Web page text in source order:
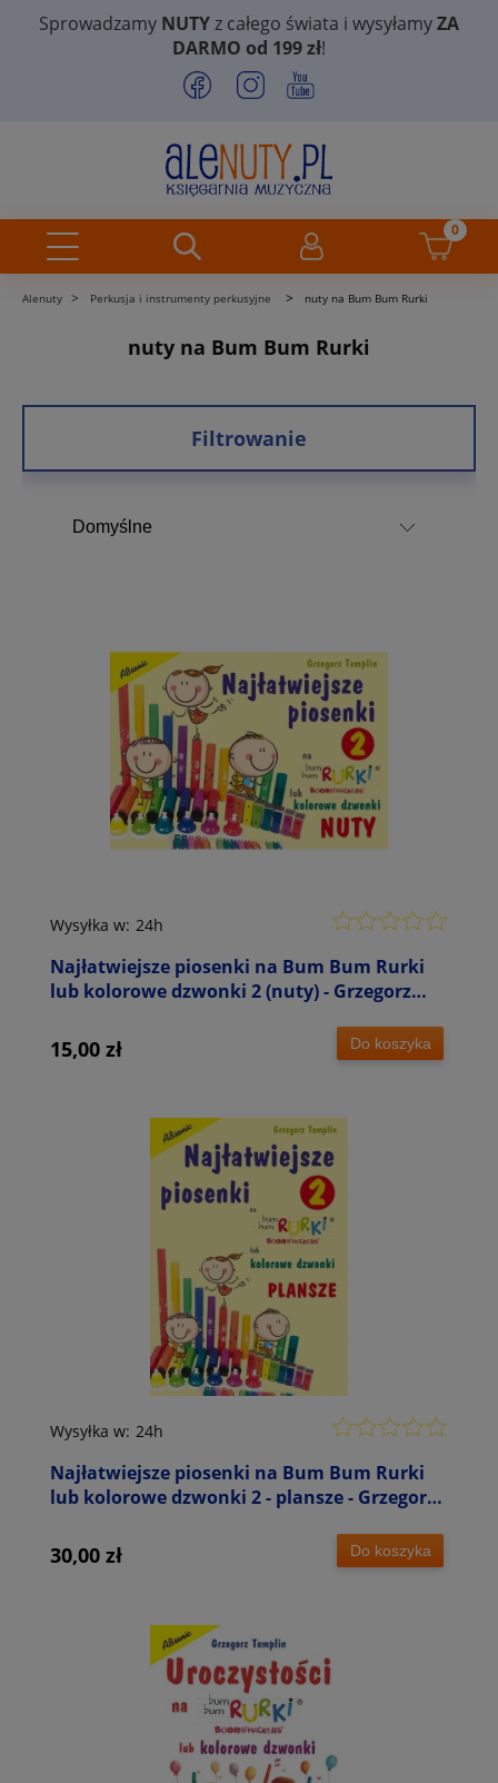
Sprowadzamy NUTYz całego świata i wysyłamyZA
DARMO od 199 zł!
Alenuty > Perkusja i instrumenty perkusyjne > nuty na Bum Bum Rurki
nuty na Bum Bum Rurki
Filtrowanie
Najłatwiejsze piosenki na Bum Bum Rurki
lub kolorowe dzwonki 2 (nuty) - Grzegorz
Wysyłka w: 24h
15,00 zł Do koszyka
Najłatwiejsze piosenki na Bum Bum Rurki
lub kolorowe dzwonki 2 - plansze - Grzegorz
Wysyłka w: 24h
30,00 zł Do koszyka